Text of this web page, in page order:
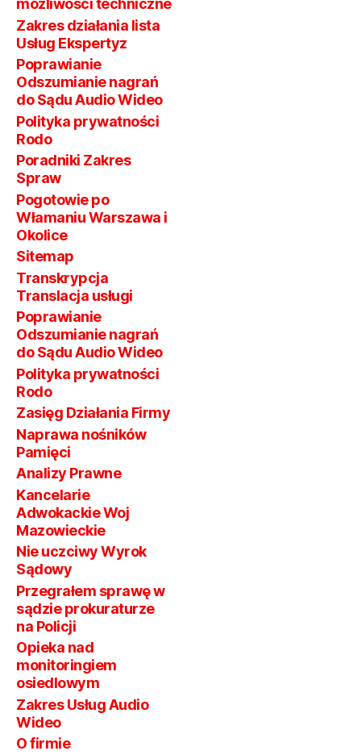
możliwości techniczne
Zakres działania lista
Usług Ekspertyz
Poprawianie
Odszumianie nagrań
do Sądu Audio Wideo
Polityka prywatności
Rodo
Poradniki Zakres
Spraw
Pogotowie po
Włamaniu Warszawa i
Okolice
Sitemap
Transkrypcja
Translacja usługi
Poprawianie
Odszumianie nagrań
do Sądu Audio Wideo
Polityka prywatności
Rodo
Zasięg Działania Firmy
Naprawa nośników
Pamięci
Analizy Prawne
Kancelarie
Adwokackie Woj
Mazowieckie
Nie uczciwy Wyrok
Sądowy
Przegrałem sprawę w
sądzie prokuraturze
na Policji
Opieka nad
monitoringiem
osiedlowym
Zakres Usług Audio
Wideo
O firmie